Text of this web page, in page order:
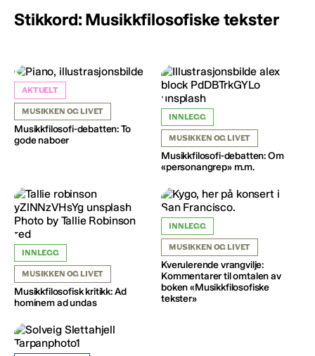
Stikkord: Musikkfilosofiske tekster
AKTUELT
MUSIKKEN OG LIVET
Musikkfilosofi-debatten: To
gode naboer
INNLEGG
MUSIKKEN OG LIVET
Musikkfilosofi-debatten: Om
«personangrep» m.m.
INNLEGG
MUSIKKEN OG LIVET
Musikkfilosofisk kritikk: Ad
hominem ad undas
INNLEGG
MUSIKKEN OG LIVET
Kverulerende vrangvilje:
Kommentarer til omtalen av
boken «Musikkfilosofiske
tekster»